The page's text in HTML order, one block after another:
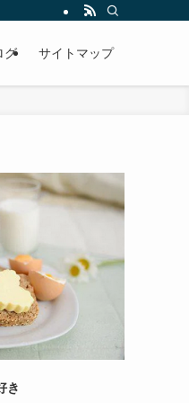
グ サイトマップ
き